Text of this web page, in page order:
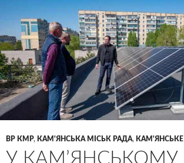
ВР КМР, КАМ'ЯНСЬКА МІСЬК РАДА, КАМ'ЯНСЬКЕ
У КАМʼЯНСЬКОМУ